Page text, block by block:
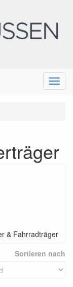
Menu
& Fahrradträger
Sortieren nach